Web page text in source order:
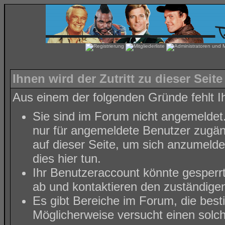
Ihnen wird der Zutritt zu dieser
Aus einem der folgenden Gründe fehlt
Sie sind im Forum nicht
nur für angemeldete Benutzer
auf dieser Seite, um sich
dies hier tun.
Ihr Benutzeraccount könnte
ab und kontaktieren den
Es gibt Bereiche im Forum, die
Möglicherweise versucht einen